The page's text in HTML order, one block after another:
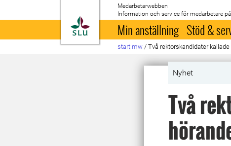
Till startsida
Medarbetarwebben
Information och service för medarbetare på
Min anställning Stöd &
start mw / Två rektorskandidater
Nyhet
Två